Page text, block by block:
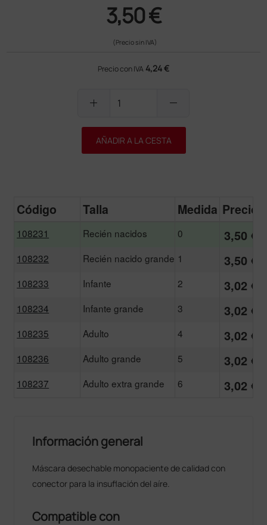
3,50 €
(Precio sin IVA)
Precio con IVA 4,24 €
add remove
AÑADIR A LA CESTA
Código Talla Medida Precio
108231 Recién nacidos 0 3,50 €
108232 Recién nacido grande 1 3,50 €
108233 Infante 2 3,02 €
108234 Infante grande 3 3,02 €
108235 Adulto 4 3,02 €
108236 Adulto grande 5 3,02 €
108237 Adulto extra grande 6 3,02 €
Información general
Máscara desechable monopaciente de calidad con
conector para la insuflación del aíre.
Compatible con